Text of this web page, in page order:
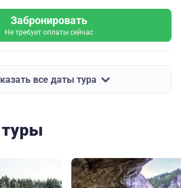
Забронировать
Не требует оплаты сейчас
все даты тура